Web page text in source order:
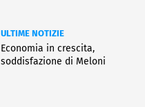
ULTIME NOTIZIE
Economia in crescita,
soddisfazione di Meloni